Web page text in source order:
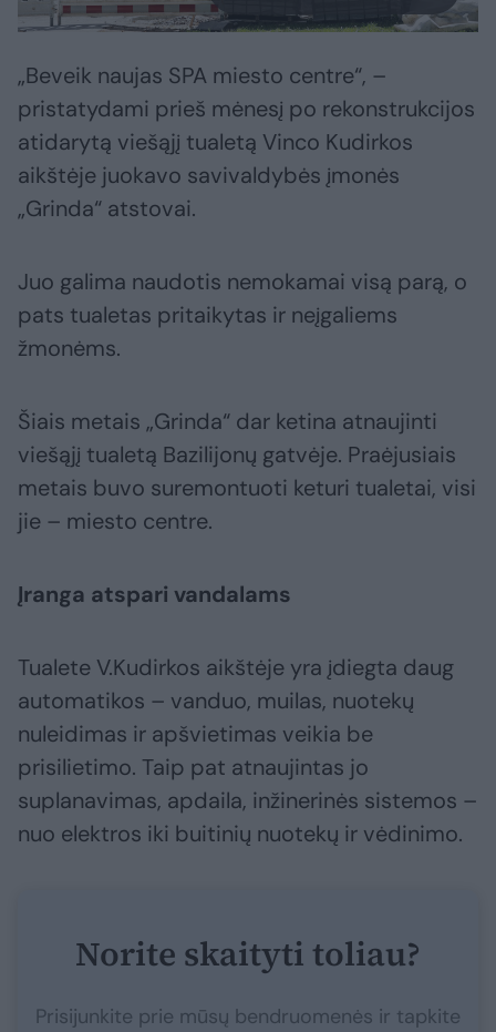
„Beveik naujas SPA miesto centre“, –
pristatydami prieš mėnesį po rekonstrukcijos
atidarytą viešąjį tualetą Vinco Kudirkos
aikštėje juokavo savivaldybės įmonės
„Grinda“ atstovai.
Juo galima naudotis nemokamai visą parą, o
pats tualetas pritaikytas ir neįgaliems
žmonėms.
Šiais metais „Grinda“ dar ketina atnaujinti
viešąjį tualetą Bazilijonų gatvėje. Praėjusiais
metais buvo suremontuoti keturi tualetai, visi
jie – miesto centre.
Įranga atspari vandalams
Tualete V.Kudirkos aikštėje yra įdiegta daug
automatikos – vanduo, muilas, nuotekų
nuleidimas ir apšvietimas veikia be
prisilietimo. Taip pat atnaujintas jo
suplanavimas, apdaila, inžinerinės sistemos –
nuo elektros iki buitinių nuotekų ir vėdinimo.
Norite skaityti toliau?
Prisijunkite prie mūsų bendruomenės ir tapkite